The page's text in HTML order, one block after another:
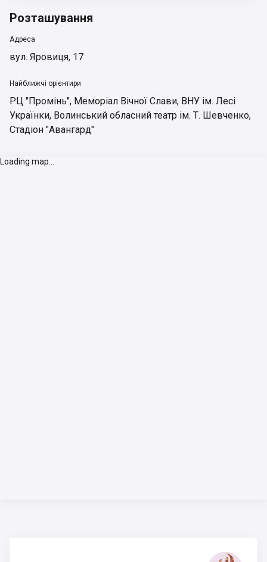
Розташування
Адреса
вул. Яровиця, 17
Найближчі орієнтири
РЦ "Промінь", Меморіал Вічної Слави, ВНУ ім. Лесі
Українки, Волинський обласний театр ім. Т. Шевченко,
Стадіон "Авангард"
Loading map...